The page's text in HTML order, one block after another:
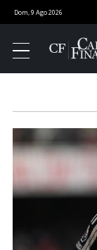
Dom, 9 Ago 2026